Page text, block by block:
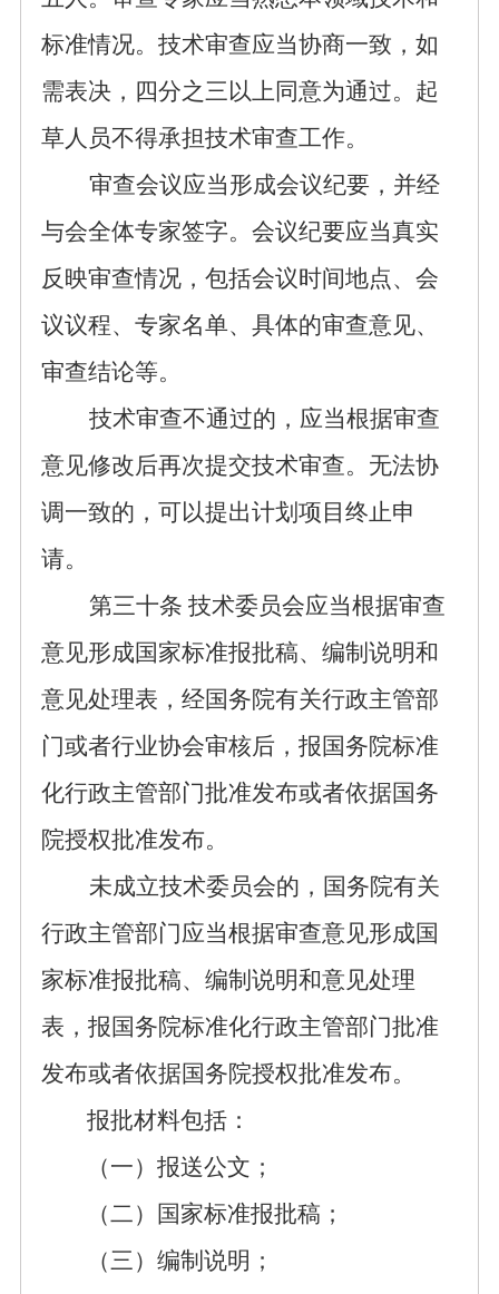
标准情况。技术审查应当协商一致，如
需表决，四分之三以上同意为通过。起
草人员不得承担技术审查工作。
审查会议应当形成会议纪要，并经
与会全体专家签字。会议纪要应当真实
反映审查情况，包括会议时间地点、会
议议程、专家名单、具体的审查意见、
审查结论等。
技术审查不通过的， 应当根据审查
意见修改后再次提交技术审查。无法协
调一致的， 可以提出计划项目终止申
请。
第三十条 技术委员会应当根据审查
意见形成国家标准报批稿、 编制说明和
意见处理表， 经国务院有关行政主管部
门或者行业协会审核后， 报国务院标准
化行政主管部门批准发布或者依据国务
院授权批准发布。
未成立技术委员会的，国务院有关
行政主管部门应当根据审查意见形成国
家标准报批稿、编制说明和意见处理
表 ， 报国务院标准化行政主管部门批准
发布或者依据国务院授权批准发布。
报批材料包括：
（一）报送公文；
（二）国家标准报批稿；
（三）编制说明；